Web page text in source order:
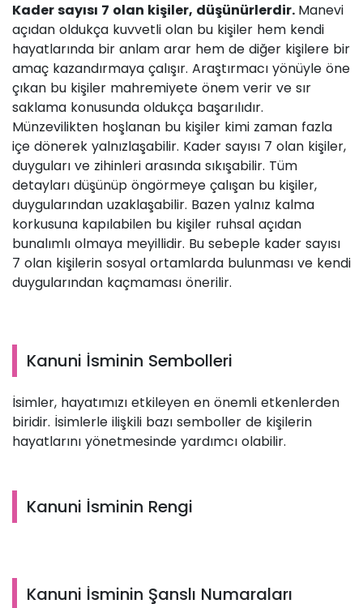
Kader sayısı 7 olan kişiler, düşünürlerdir. Manevi
açıdan oldukça kuvvetli olan bu kişiler hem kendi
hayatlarında bir anlam arar hem de diğer kişilere bir
amaç kazandırmaya çalışır. Araştırmacı yönüyle öne
çıkan bu kişiler mahremiyete önem verir ve sır
saklama konusunda oldukça başarılıdır.
Münzevilikten hoşlanan bu kişiler kimi zaman fazla
içe dönerek yalnızlaşabilir. Kader sayısı 7 olan kişiler,
duyguları ve zihinleri arasında sıkışabilir. Tüm
detayları düşünüp öngörmeye çalışan bu kişiler,
duygularından uzaklaşabilir. Bazen yalnız kalma
korkusuna kapılabilen bu kişiler ruhsal açıdan
bunalımlı olmaya meyillidir. Bu sebeple kader sayısı
7 olan kişilerin sosyal ortamlarda bulunması ve kendi
duygularından kaçmaması önerilir.
Kanuni İsminin Sembolleri
İsimler, hayatımızı etkileyen en önemli etkenlerden
biridir. İsimlerle ilişkili bazı semboller de kişilerin
hayatlarını yönetmesinde yardımcı olabilir.
Kanuni İsminin Rengi
Kanuni İsminin Şanslı Numaraları